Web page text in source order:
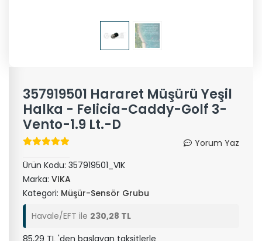
357919501 Hararet Müşürü Yeşil
Halka - Felicia-Caddy-Golf 3-
Vento-1.9 Lt.-D
Yorum Yaz
Ürün Kodu: 357919501_VIK
Marka: VIKA
Kategori: Müşür-Sensör Grubu
Havale/EFT ile 230,28 TL
85,29 TL 'den başlayan taksitlerle